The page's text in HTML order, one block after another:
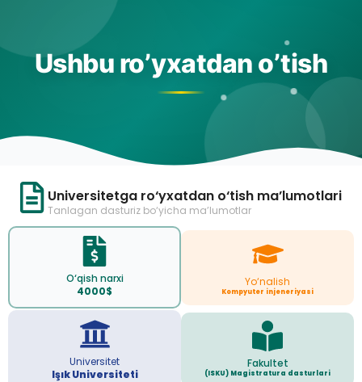
Ushbu ro’yxatdan o’tish
Universitetga ro‘yxatdan o‘tish ma’lumotlari
Tanlagan dasturiz bo‘yicha ma’lumotlar
O‘qish narxi
4000$
Yo‘nalish
Kompyuter injeneriyasi
Universitet
Işık Universiteti
Fakultet
(ISKU) Magistratura dasturlari